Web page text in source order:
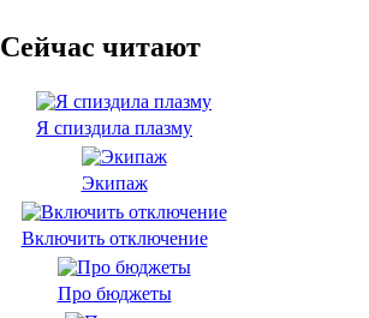
Сейчас читают
Я спиздила плазму
Экипаж
Включить отключение
Про бюджеты